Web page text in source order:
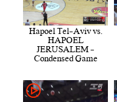
Hapoel Tel-Aviv vs.
HAPOEL
JERUSALEM -
Condensed Game